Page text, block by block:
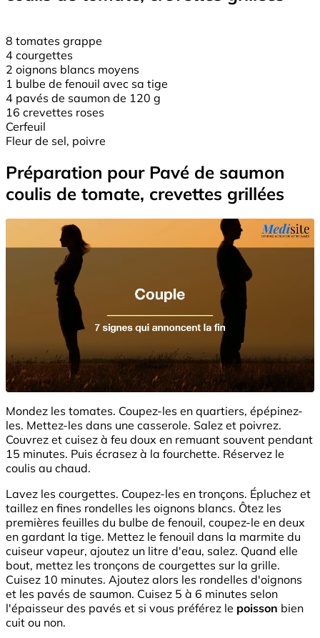
8 tomates grappe
4 courgettes
2 oignons blancs moyens
1 bulbe de fenouil avec sa tige
4 pavés de saumon de 120 g
16 crevettes roses
Cerfeuil
Fleur de sel, poivre
Préparation pour Pavé de saumon
coulis de tomate, crevettes grillées
Mondez les tomates. Coupez-les en quartiers, épépinez-
les. Mettez-les dans une casserole. Salez et poivrez.
Couvrez et cuisez à feu doux en remuant souvent pendant
15 minutes. Puis écrasez à la fourchette. Réservez le
coulis au chaud.
Lavez les courgettes. Coupez-les en tronçons. Épluchez et
taillez en fines rondelles les oignons blancs. Ôtez les
premières feuilles du bulbe de fenouil, coupez-le en deux
en gardant la tige. Mettez le fenouil dans la marmite du
cuiseur vapeur, ajoutez un litre d'eau, salez. Quand elle
bout, mettez les tronçons de courgettes sur la grille.
Cuisez 10 minutes. Ajoutez alors les rondelles d'oignons
et les pavés de saumon. Cuisez 5 à 6 minutes selon
l'épaisseur des pavés et si vous préférez le poisson bien
cuit ou non.